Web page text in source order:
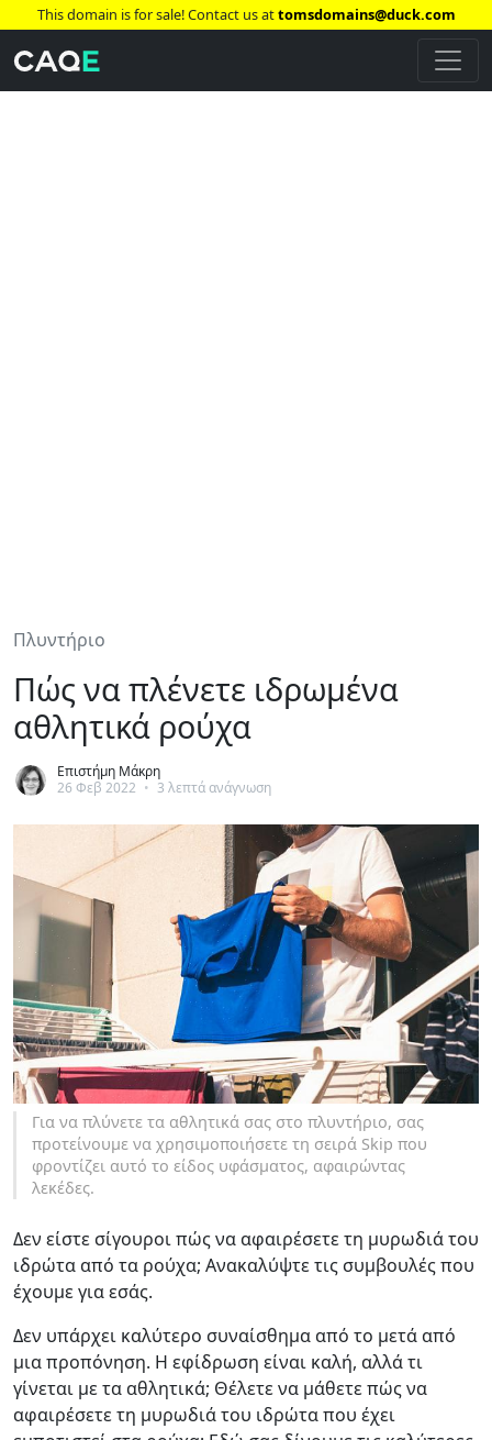
This domain is for sale! Contact us attomsdomains@duck.com
Πλυντήριο
Πώς να πλένετε ιδρωμένα
αθλητικά ρούχα
Επιστήμη Μάκρη
26 Φεβ 2022 • 3 λεπτά ανάγνωση
Για να πλύνετε τα αθλητικά σας στο πλυντήριο, σας
προτείνουμε να χρησιμοποιήσετε τη σειρά Skip που
φροντίζει αυτό το είδος υφάσματος, αφαιρώντας
λεκέδες.
Δεν είστε σίγουροι πώς να αφαιρέσετε τη μυρωδιά του
ιδρώτα από τα ρούχα; Ανακαλύψτε τις συμβουλές που
έχουμε για εσάς.
Δεν υπάρχει καλύτερο συναίσθημα από το μετά από
μια προπόνηση. Η εφίδρωση είναι καλή, αλλά τι
γίνεται με τα αθλητικά; Θέλετε να μάθετε πώς να
αφαιρέσετε τη μυρωδιά του ιδρώτα που έχει